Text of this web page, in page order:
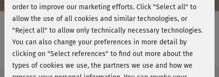
Jumping Fitness® - Stretching
order to improve our marketing efforts. Click "Select all" to
allow the use of all cookies and similar technologies, or
"Reject all" to allow only technically necessary technologies.
You can also change your preferences in more detail by
clicking on "Select references" to find out more about the
types of cookies we use, the partners we use and how we